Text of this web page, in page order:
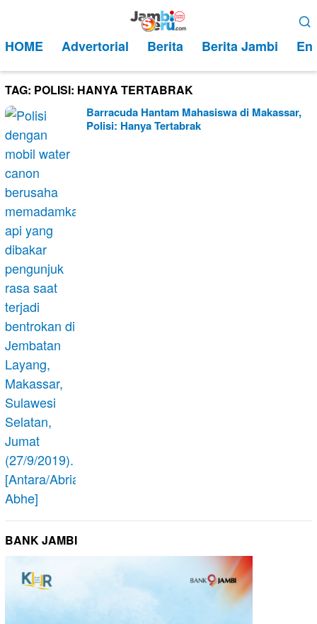
kontenMobile
HOME Advertorial Berita Berita Jambi
TAG: POLISI: HANYA TERTABRAK
Barracuda Hantam Mahasiswa di Makassar,
Polisi: Hanya Tertabrak
BANK JAMBI